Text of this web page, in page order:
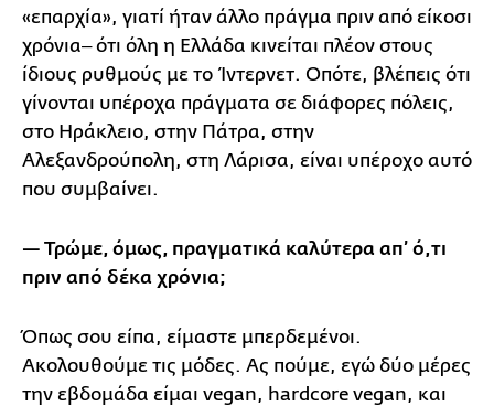
«επαρχία», γιατί ήταν άλλο πράγμα πριν από είκοσι
χρόνια‒ ότι όλη η Ελλάδα κινείται πλέον στους
ίδιους ρυθμούς με το Ίντερνετ. Οπότε, βλέπεις ότι
γίνονται υπέροχα πράγματα σε διάφορες πόλεις,
στο Ηράκλειο, στην Πάτρα, στην
Αλεξανδρούπολη, στη Λάρισα, είναι υπέροχο αυτό
που συμβαίνει.
— Τρώμε, όμως, πραγματικά καλύτερα απ’ ό,τι
πριν από δέκα χρόνια;
Όπως σου είπα, είμαστε μπερδεμένοι.
Ακολουθούμε τις μόδες. Ας πούμε, εγώ δύο μέρες
την εβδομάδα είμαι vegan, hardcore vegan, και